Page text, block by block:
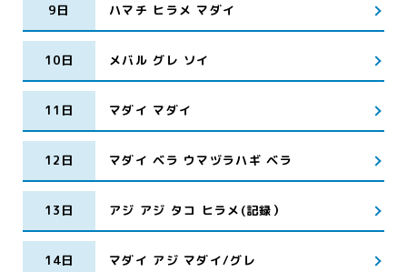
9日 ハマチ ヒラメ マダイ
10日 メバル グレ ソイ
11日 マダイ マダイ
12日 マダイ ベラ ウマヅラハギ ベラ
13日 アジ アジ タコ ヒラメ(記録）
14日 マダイ アジ マダイ/グレ